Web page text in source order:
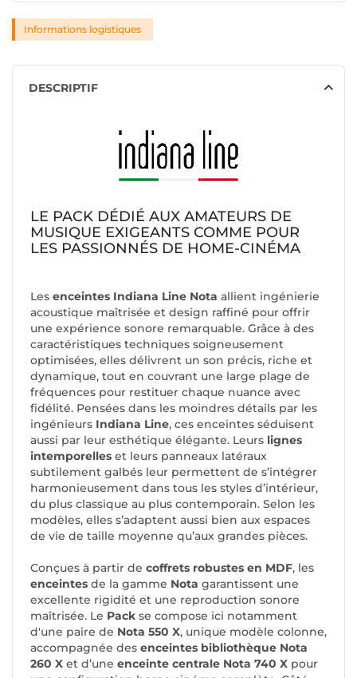
Informations logistiques
DESCRIPTIF
LE PACK DÉDIÉ AUX AMATEURS DE
MUSIQUE EXIGEANTS COMME POUR
LES PASSIONNÉS DE HOME-CINÉMA
Les enceintes Indiana Line Nota allient ingénierie
acoustique maîtrisée et design raffiné pour offrir
une expérience sonore remarquable. Grâce à des
caractéristiques techniques soigneusement
optimisées, elles délivrent un son précis, riche et
dynamique, tout en couvrant une large plage de
fréquences pour restituer chaque nuance avec
fidélité. Pensées dans les moindres détails par les
ingénieurs Indiana Line, ces enceintes séduisent
aussi par leur esthétique élégante. Leurs lignes
intemporelles et leurs panneaux latéraux
subtilement galbés leur permettent de s’intégrer
harmonieusement dans tous les styles d’intérieur,
du plus classique au plus contemporain. Selon les
modèles, elles s’adaptent aussi bien aux espaces
de vie de taille moyenne qu’aux grandes pièces.
Conçues à partir de coffrets robustes en MDF, les
enceintes de la gamme Nota garantissent une
excellente rigidité et une reproduction sonore
maîtrisée. Le Pack se compose ici notamment
d'une paire de Nota 550 X, unique modèle colonne,
accompagnée des enceintes bibliothèque Nota
260 X et d’une enceinte centrale Nota 740 X pour